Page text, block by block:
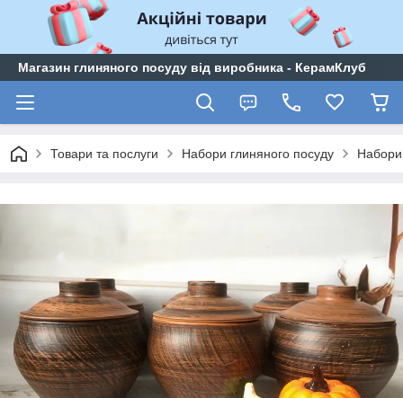
Магазин глиняного посуду від виробника - КерамКлуб
Товари та послуги Набори глиняного посуду Набори